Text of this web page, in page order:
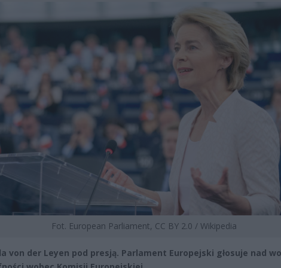
Fot. European Parliament, CC BY 2.0 / Wikipedia
von der Leyen pod presją. Parlament Europejski głosuje nad